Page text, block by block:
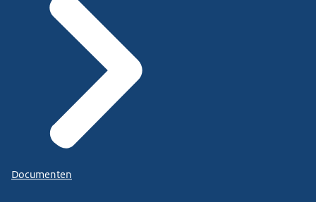
Documenten